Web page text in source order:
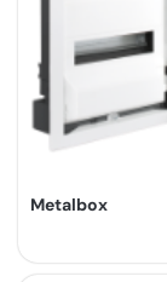
Metalbox